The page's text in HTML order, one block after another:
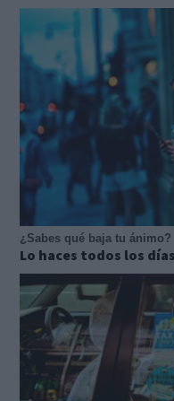
¿Sabes qué baja tu ánimo?
Lo haces todos los